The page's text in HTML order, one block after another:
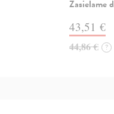
Zasielame
43,51 €
44,86 € ?